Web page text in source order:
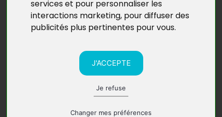
services et pour personnaliser les
interactions marketing, pour diffuser des
publicités plus pertinentes pour vous.
J'ACCEPTE
Je refuse
Changer mes préférences